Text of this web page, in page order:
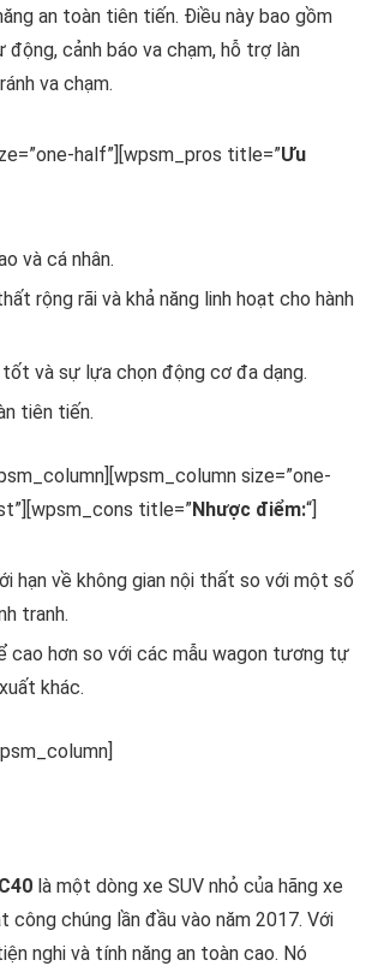
an toàn tiên tiến. Điều này bao gồm
động, cảnh báo va chạm, hỗ trợ làn
va chạm.
half”][wpsm_pros title=”Ưu
và cá nhân.
rộng rãi và khả năng linh hoạt cho hành
và sự lựa chọn động cơ đa dạng.
tiên tiến.
size=”one-
title=”Nhược điểm:“]
hạn về không gian nội thất so với một số
tranh.
cao hơn so với các mẫu wagon tương tự
khác.
là một dòng xe SUV nhỏ của hãng xe
công chúng lần đầu vào năm 2017. Với
nghi và tính năng an toàn cao. Nó